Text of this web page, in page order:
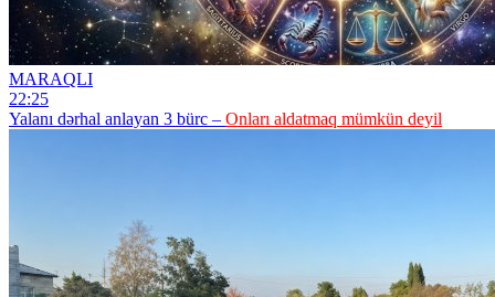
MARAQLI
22:25
Yalanı dərhal anlayan 3 bürc – Onları aldatmaq mümkün deyil